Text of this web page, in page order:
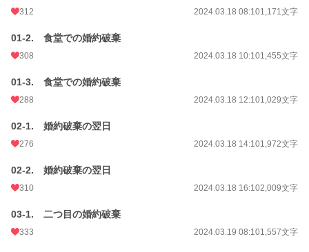
初回公開日時
初回完結日時 2025.01.23 16:24
週間ポイント
月間ポイント 5,577 pt (7,607 位)
累計ポイント 703,007 pt (7,982 位)
312 2024.03.18 08:101,171文字
01-2. 食堂での婚約破棄
308 2024.03.18 10:101,455文字
01-3. 食堂での婚約破棄
288 2024.03.18 12:101,029文字
02-1. 婚約破棄の翌日
276 2024.03.18 14:101,972文字
02-2. 婚約破棄の翌日
310 2024.03.18 16:102,009文字
03-1. 二つ目の婚約破棄
333 2024.03.19 08:101,557文字